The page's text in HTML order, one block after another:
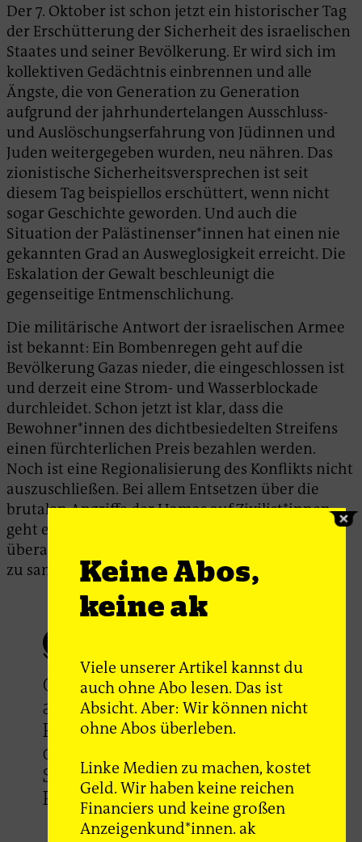
Der 7. Oktober ist schon jetzt ein historischer Tag
der Erschütterung der Sicherheit des israelischen
Staates und seiner Bevölkerung. Er wird sich im
kollektiven Gedächtnis einbrennen und alle
Ängste, die von Generation zu Generation
aufgrund der jahrhundertelangen Ausschluss-
und Auslöschungserfahrung von Jüdinnen und
Juden weitergegeben wurden, neu nähren. Das
zionistische Sicherheitsversprechen ist seit
diesem Tag beispiellos erschüttert, wenn nicht
sogar Geschichte geworden. Und auch die
Situation der Palästinenser*innen hat einen nie
gekannten Grad an Ausweglosigkeit erreicht. Die
Eskalation der Gewalt beschleunigt die
gegenseitige Entmenschlichung.
Die militärische Antwort der israelischen Armee
ist bekannt: Ein Bombenregen geht auf die
Bevölkerung Gazas nieder, die eingeschlossen ist
und derzeit eine Strom- und Wasserblockade
durchleidet. Schon jetzt ist klar, dass die
Bewohner*innen des dichtbesiedelten Streifens
einen fürchterlichen Preis bezahlen werden.
Noch ist eine Regionalisierung des Konflikts nicht
auszuschließen. Bei allem Entsetzen über die
brutalen Angriffe der Hamas auf Zivilist*innen,
geht es deshalb darum, auf allen Ebenen und
überall Kräfte gegen die gegenwärtige Eskalation
zu sammeln.
Ohne ein Recht auf Rechte für
alle Menschen in Israel und
Palästina wird es kein Ende
der Gewalt und damit keine
Sicherheit für Israelis wie
Palästinenser*innen geben.
Keine Abos,
keine ak
Viele unserer Artikel kannst du
auch ohne Abo lesen. Das ist
Absicht. Aber: Wir können nicht
ohne Abos überleben.
Linke Medien zu machen, kostet
Geld. Wir haben keine reichen
Financiers und keine großen
Anzeigenkund*innen. ak